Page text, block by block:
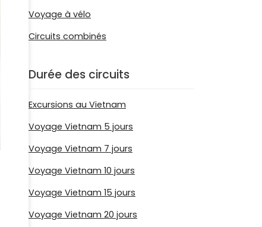
Voyage à vélo
Circuits combinés
Durée des circuits
Excursions au Vietnam
Voyage Vietnam 5 jours
Voyage Vietnam 7 jours
Voyage Vietnam 10 jours
Voyage Vietnam 15 jours
Voyage Vietnam 20 jours